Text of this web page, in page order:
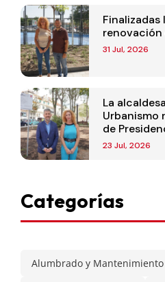
Finalizadas
renovación
31 Jul, 2026
La
Urbanismo
de
de Madrid
23 Jul, 2026
Categorías
Alumbrado y